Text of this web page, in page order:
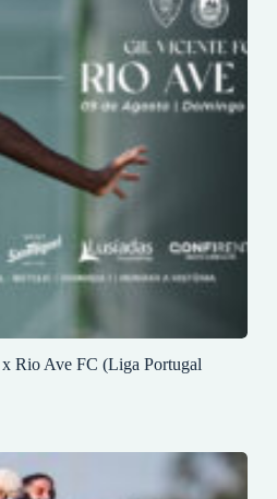
Rio Ave FC (Liga Portugal